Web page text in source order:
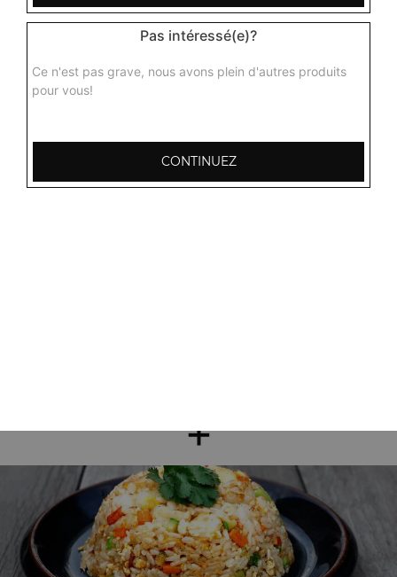
Nos Plats aux Gambas
+
+
Pas intéressé(e)?
Ce n'est pas grave, nous avons plein d'autres produits
pour vous!
CONTINUEZ